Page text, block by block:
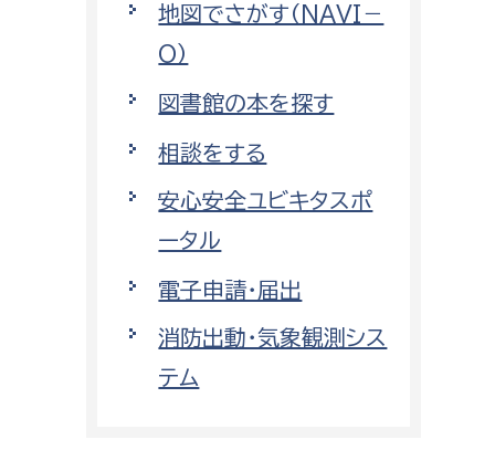
小田原のことを知りたい
イベント・講座などに参加したい
まちづくりに関わりたい
環境政策課
ゼロカーボン推進課
環境保護課
都市政策課
地図でさがす（NAVI－
O）
図書館の本を探す
相談をする
安心安全ユビキタスポ
ータル
電子申請・届出
消防出動・気象観測シス
テム